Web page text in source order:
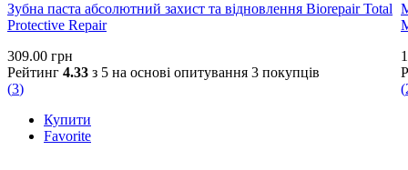
Зубна паста абсолютний захист та відновлення Biorepair Total
Protective Repair
309.00 грн
Рейтинг 4.33 з 5 на основі опитування 3 покупців
(3)
Купити
Favorite
(